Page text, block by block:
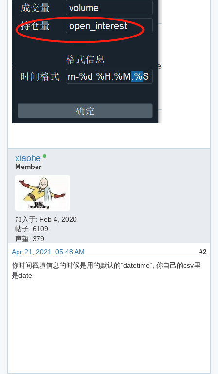
xiaohe
Member
加入于: Feb 4, 2020
帖子: 6109
声望: 379
Apr 21, 2021, 05:48 AM
#2
你时间戳填信息的时候是用的默认的”datetime“, 你自己的csv里
是date